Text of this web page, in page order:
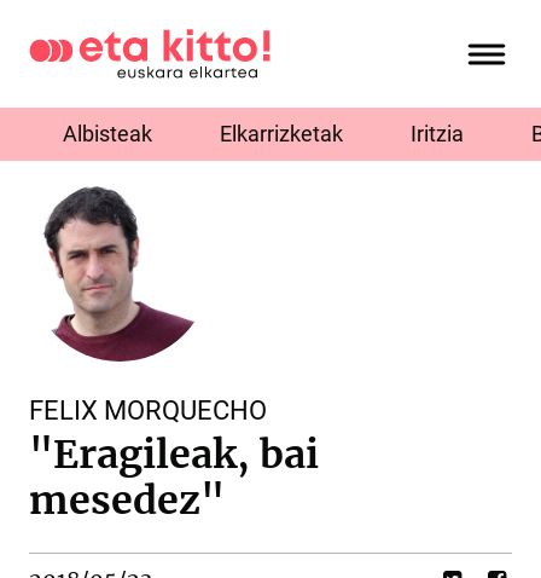
Albisteak Elkarrizketak Iritzia
FELIX MORQUECHO
"Eragileak, bai
mesedez"